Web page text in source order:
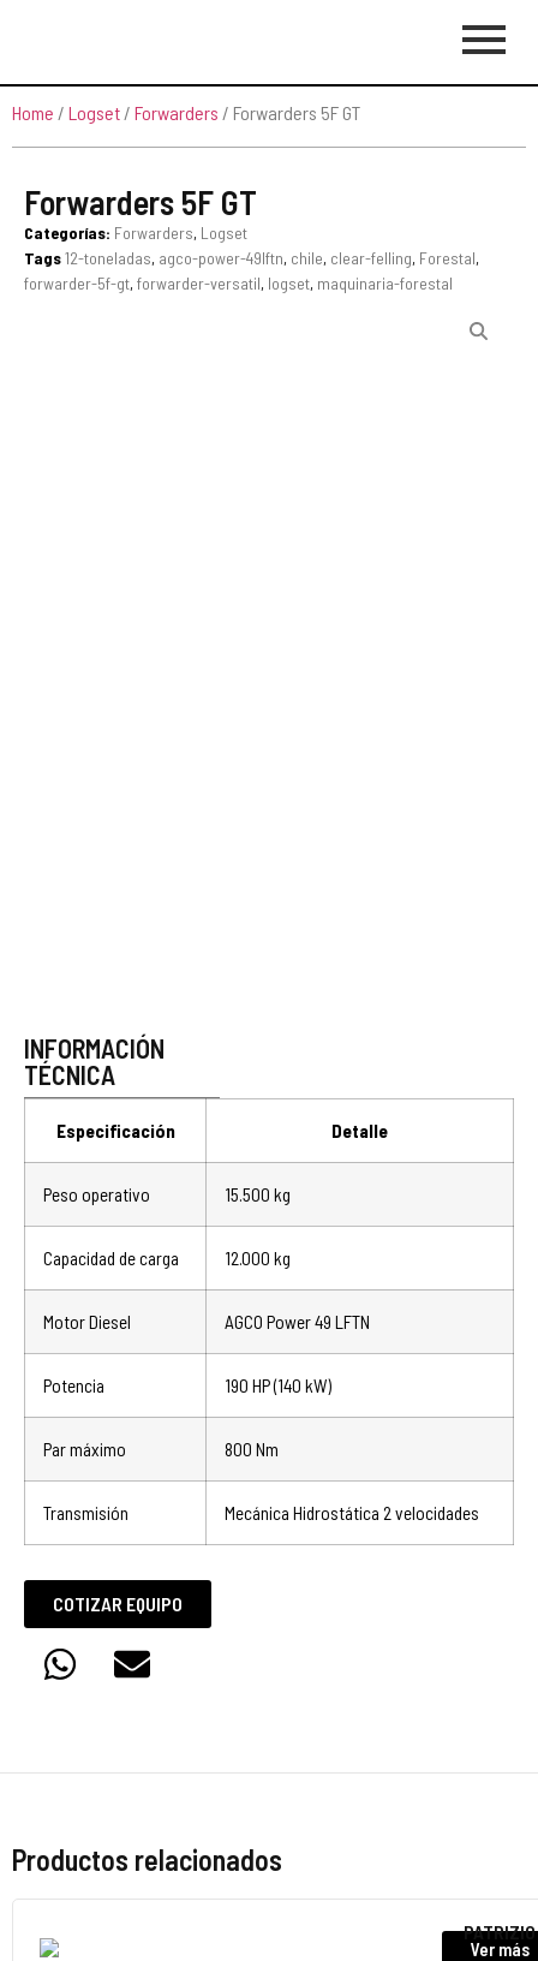
Home / Logset / Forwarders / Forwarders 5F GT
Forwarders 5F GT
Categorías: Forwarders, Logset
Tags12-toneladas, agco-power-49lftn, chile, clear-felling, Forestal,
forwarder-5f-gt, forwarder-versatil, logset, maquinaria-forestal
INFORMACIÓN
TÉCNICA
Especificación Detalle
Peso operativo 15.500 kg
Capacidad de carga 12.000 kg
Motor Diesel AGCO Power 49 LFTN
Potencia 190 HP (140 kW)
Par máximo 800 Nm
Transmisión Mecánica Hidrostática 2 velocidades
COTIZAR EQUIPO
Productos relacionados
PATRIZIO
Ver más